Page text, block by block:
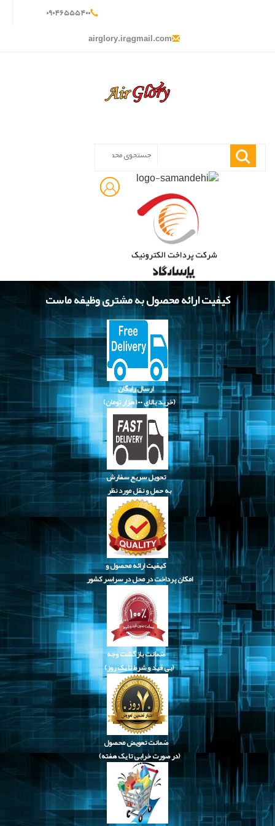
۰۹۰۴۶۵۵۵۴۰۰
airglory.ir@gmail.com
کیفیت ارائه محصول به مشتری وظیفه ماست
ارسال رایگان
(خرید بالای
تحویل سریع سفارش
به حمل و نقل مورد نظر
کیفیت ارائه محصول و
امکان پرداخت در محل در سراسر کشور
ضمانت بازگشت وجه
(بی قید و شرط تا یک روز)
ضمانت تعویض محصول
(در صورت خرابی تا یک هفته)